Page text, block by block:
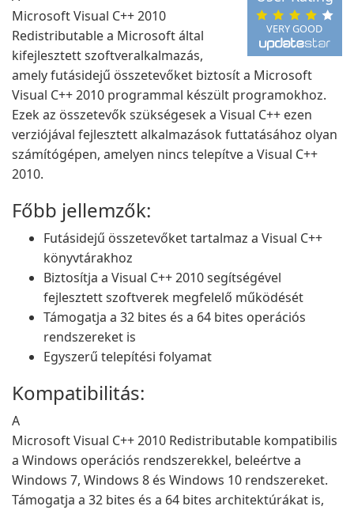
VERY GOOD
Microsoft Visual C++ 2010
Redistributable a Microsoft által
kifejlesztett szoftveralkalmazás,
amely futásidejű összetevőket biztosít a Microsoft
Visual C++ 2010 programmal készült programokhoz.
Ezek az összetevők szükségesek a Visual C++ ezen
verziójával fejlesztett alkalmazások futtatásához olyan
számítógépen, amelyen nincs telepítve a Visual C++
2010.
Főbb jellemzők:
Futásidejű összetevőket tartalmaz a Visual C++
könyvtárakhoz
Biztosítja a Visual C++ 2010 segítségével
fejlesztett szoftverek megfelelő működését
Támogatja a 32 bites és a 64 bites operációs
rendszereket is
Egyszerű telepítési folyamat
Kompatibilitás:
A
Microsoft Visual C++ 2010 Redistributable kompatibilis
a Windows operációs rendszerekkel, beleértve a
Windows 7, Windows 8 és Windows 10 rendszereket.
Támogatja a 32 bites és a 64 bites architektúrákat is,